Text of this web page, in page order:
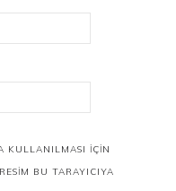
KULLANILMASI IÇIN
BU TARAYICIYA